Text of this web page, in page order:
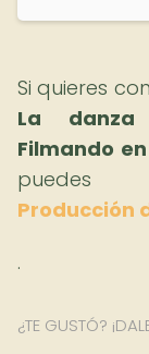
Si quieres
La danza
Filmando
Producción
.
¿TE GUSTÓ?